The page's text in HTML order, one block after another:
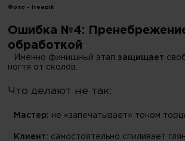
Фото - freepik
Ошибка №4:
обработкой
Именно финишный этап защищает
ногтя от сколов.
Что делают не так:
Мастер: не «запечатывает» тоном
Клиент: самостоятельно спиливает